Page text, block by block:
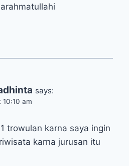
says:
am
trowulan karna saya ingin
karna jurusan itu